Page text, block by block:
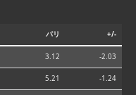
パリ +/-
3.12 -2.03
5.21 -1.24